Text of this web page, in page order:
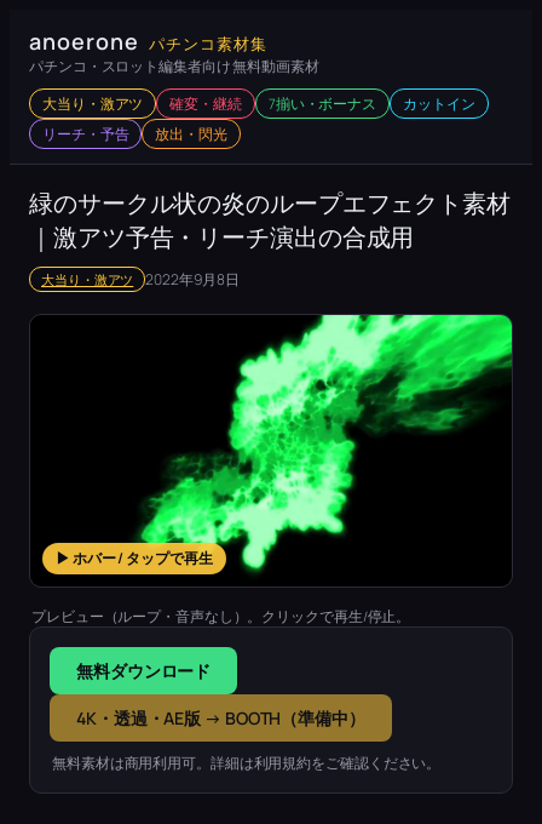
容
ス
キ
プ
anoerone パチンコ素材集
パチンコ・スロット編集者向け 無料動画素材
大当り・激アツ 確変・継続 7揃い・ボーナス
カットイン
リーチ・予告
放出・閃光
緑のサークル状の炎のループエフェクト素材
｜激アツ予告・リーチ演出の合成用
大当り・激アツ 2022年9月8日
▶ ホバー / タップで再生
プレビュー（ループ・音声なし）。クリックで再生/停止。
無料ダウンロード
4K・透過・AE版 → BOOTH（準備中）
無料素材は商用利用可。詳細は利用規約をご確認ください。